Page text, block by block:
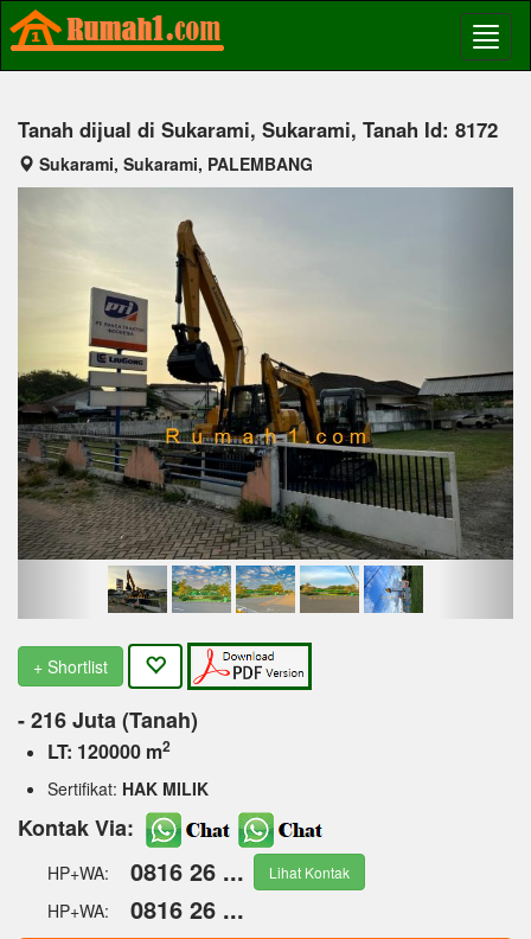
Tanah dijual di Sukarami, Sukarami, Tanah Id: 8172
Sukarami, Sukarami, PALEMBANG
+ Shortlist
- 216 Juta (Tanah)
LT: 120000 m2
Sertifikat: HAK MILIK
Kontak Via:
HP+WA: 0816 26 ... Lihat Kontak
HP+WA: 0816 26 ...